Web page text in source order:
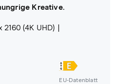
Kreative.
2160 (4K UHD)
EU-Datenblatt